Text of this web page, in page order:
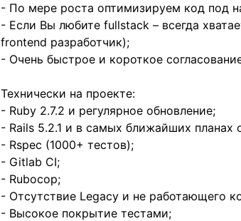
- По мере роста оптимизируем код под
- Если Вы любите fullstack – всегда
frontend разработчик);
- Очень быстрое и короткое
Технически на проекте:
- Ruby 2.7.2 и регулярное обновление;
- Rails 5.2.1 и в самых ближайших планах
- Rspec (1000+ тестов);
- Gitlab CI;
- Rubocop;
- Отсутствие Legacy и не работающего
- Высокое покрытие тестами;